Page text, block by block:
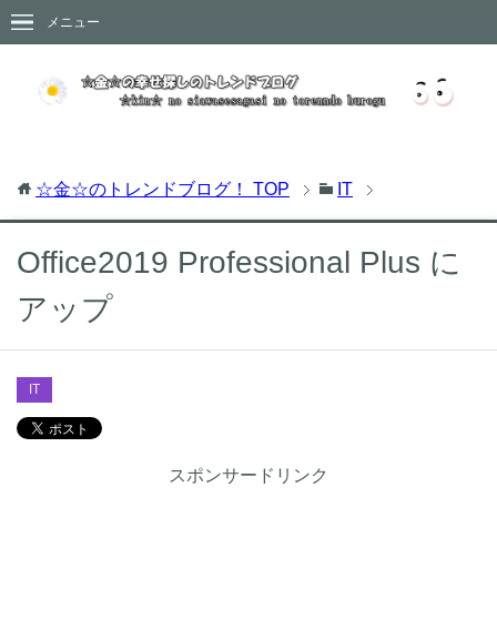
メニュー
☆金☆のトレンドブログ！ TOP IT
Office2019 Professional Plus に
アップ
IT
スポンサードリンク